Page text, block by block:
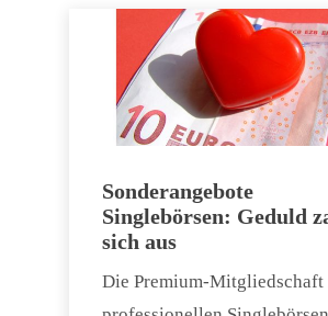
Sonderangebote
Singlebörsen: Geduld
sich aus
Die Premium-Mitgliedschaft